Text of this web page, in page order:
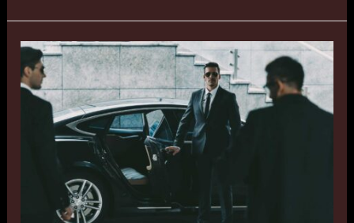
افضل
خدمة
تاكسي